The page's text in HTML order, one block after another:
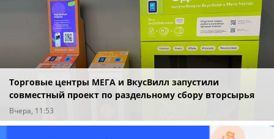
Торговые центры МЕГА и ВкусВилл запустили
совместный проект по раздельному сбору вторсырья
Вчера, 11:53